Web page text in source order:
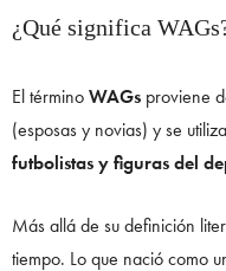
¿Qué significa
El términoWAGs proviene
(esposas y novias) y se
futbolistas y figuras del
Más allá de su definición
tiempo. Lo que nació como